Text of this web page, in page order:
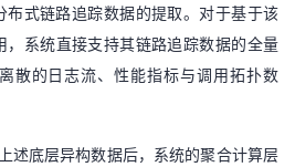
式链路追踪数据的提取。 对于基于该
，系统直接支持其链路追踪数据的全量
散的日志流、性能指标与调用拓扑数
述底层异构数据后，系统的聚合计算层